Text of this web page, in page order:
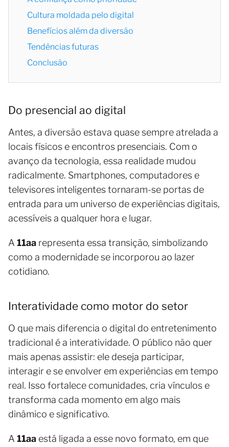
Cultura moldada pelo digital
Benefícios além da diversão
Tendências futuras
Conclusão
Do presencial ao digital
Antes, a diversão estava quase sempre atrelada a
locais físicos e encontros presenciais. Com o
avanço da tecnologia, essa realidade mudou
radicalmente. Smartphones, computadores e
televisores inteligentes tornaram-se portas de
entrada para um universo de experiências digitais,
acessíveis a qualquer hora e lugar.
A 11aa representa essa transição, simbolizando
como a modernidade se incorporou ao lazer
cotidiano.
Interatividade como motor do setor
O que mais diferencia o digital do entretenimento
tradicional é a interatividade. O público não quer
mais apenas assistir: ele deseja participar,
interagir e se envolver em experiências em tempo
real. Isso fortalece comunidades, cria vínculos e
transforma cada momento em algo mais
dinâmico e significativo.
A 11aa está ligada a esse novo formato, em que